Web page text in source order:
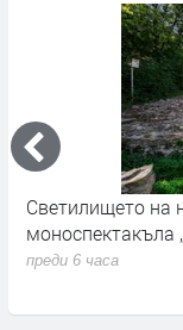
Светилището на
моноспектакъла
преди 6 часа